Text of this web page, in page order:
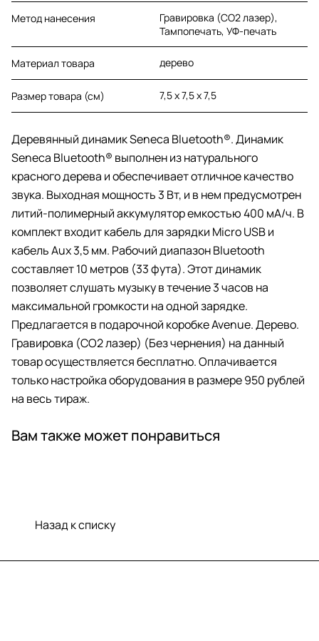
Метод нанесения
Гравировка (CO2 лазер),
Тампопечать, УФ-печать
Материал товара дерево
Размер товара (см) 7,5 х 7,5 х 7,5
Деревянный динамик Seneca Bluetooth®. Динамик
Seneca Bluetooth® выполнен из натурального
красного дерева и обеспечивает отличное качество
звука. Выходная мощность 3 Вт, и в нем предусмотрен
литий-полимерный аккумулятор емкостью 400 мА/ч. В
комплект входит кабель для зарядки Micro USB и
кабель Aux 3,5 мм. Рабочий диапазон Bluetooth
составляет 10 метров (33 фута). Этот динамик
позволяет слушать музыку в течение 3 часов на
максимальной громкости на одной зарядке.
Предлагается в подарочной коробке Avenue. Дерево.
Гравировка (CO2 лазер) (Без чернения) на данный
товар осуществляется бесплатно. Оплачивается
только настройка оборудования в размере 950 рублей
на весь тираж.
Вам также может понравиться
Назад к списку